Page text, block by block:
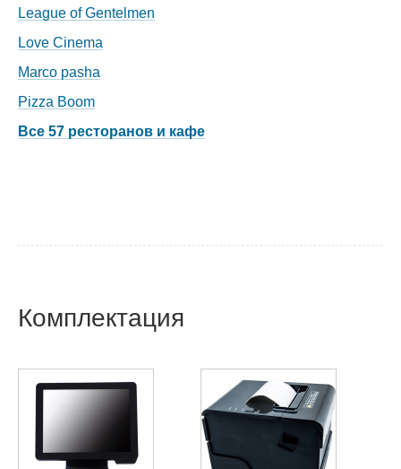
League of Gentelmen
Love Cinema
Marco pasha
Pizza Boom
Все 57 ресторанов и кафе
Комплектация